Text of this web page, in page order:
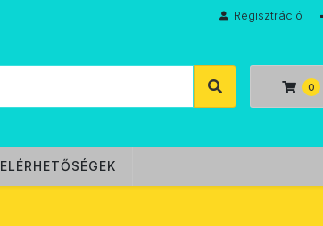
Regisztráció
ELÉRHETŐSÉGEK